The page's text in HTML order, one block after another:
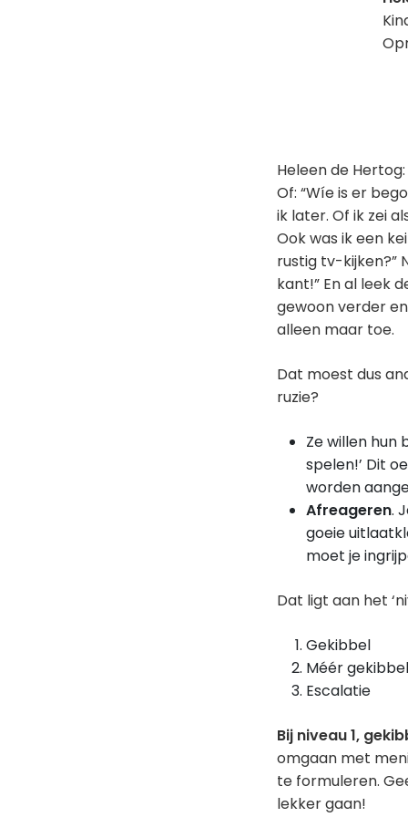
Heleen de
Of: “Wíe is er
ik later. Of ik zei
Ook was ik een
rustig tv-kijken?”
kant!” En al leek
gewoon verder
alleen maar toe.
Dat moest dus
ruzie?
Ze willen
spelen!’ Dit
worden
Afreageren.
goeie
moet je
Dat ligt aan het
Gekibbel
Méér gekibbel
Escalatie
Bij niveau 1,
omgaan met
te formuleren.
lekker gaan!